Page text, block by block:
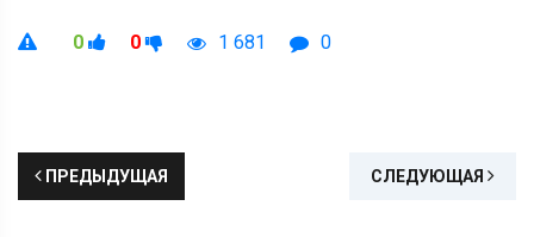
0 0 1 681 0
ПРЕДЫДУЩАЯ СЛЕДУЮЩАЯ